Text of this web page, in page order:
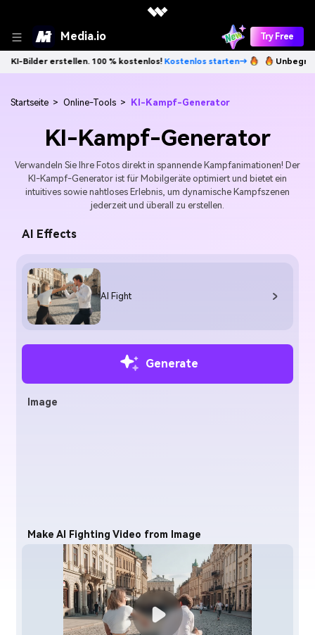
Media.io Try Free
100 % kostenlos!Kostenlos starten→ Unbegrenzt KI-
Startseite > Online-Tools > KI-Kampf-Generator
KI-Kampf-Generator
Verwandeln Sie Ihre Fotos direkt in spannende Kampfanimationen! Der
KI-Kampf-Generator ist für Mobilgeräte optimiert und bietet ein
intuitives sowie nahtloses Erlebnis, um dynamische Kampfszenen
jederzeit und überall zu erstellen.
AI Effects
AI Fight
Generate
Image
Make AI Fighting Video from Image